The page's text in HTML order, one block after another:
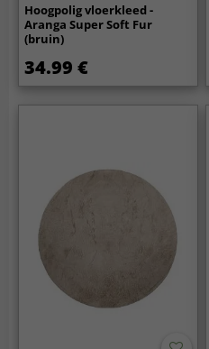
Hoogpolig vloerkleed -
Aranga Super Soft Fur
(bruin)
34.99 €